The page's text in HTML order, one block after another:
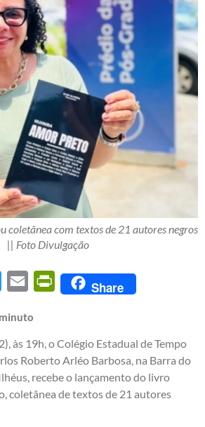
coletânea com textos de 21 autores negros
|| Foto Divulgação
Twitter Email PrintFriendly
Share
minuto
às 19h, o Colégio Estadual de Tempo
Roberto Arléo Barbosa, na Barra do
recebe o lançamento do livro
coletânea de textos de 21 autores